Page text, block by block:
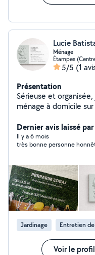
Lucie
Ménage
Étampes
5/5 (1
Présentation
Sérieuse et
ménage à domicile
quelques heures
Dernier avis laissé
Il y a 6 mois
Jardinage Entretien
Voir le profil